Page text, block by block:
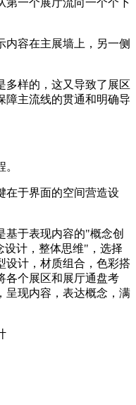
内容在主展墙上，另一侧
多样的，这又导致了展区
障主流线的贯通和明确导
在于界面的空间营造设
基于表现内容的"概念创
计，整体思维"，选择
设计，材质组合，色彩搭
各个展区和展厅通盘考
呈现内容，表达概念，满